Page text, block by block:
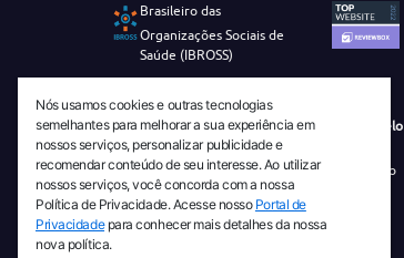
Brasileiro das
Organizações Sociais de
Saúde (IBROSS)
Revista Tecnico-Cientifica CEJAM Selo
Diamante de Ciência Aberta
Diretório Migulim Instituto Brasileiro
de Informação em Ciência e
Tecnologia - IBICT
Nós usamos cookies e outras tecnologias
semelhantes para melhorar a sua experiência em
nossos serviços, personalizar publicidade e
recomendar conteúdo de seu interesse. Ao utilizar
nossos serviços, você concorda com a nossa
Política de Privacidade. Acesse nosso Portal de
Privacidadepara conhecer mais detalhes da nossa
nova política.